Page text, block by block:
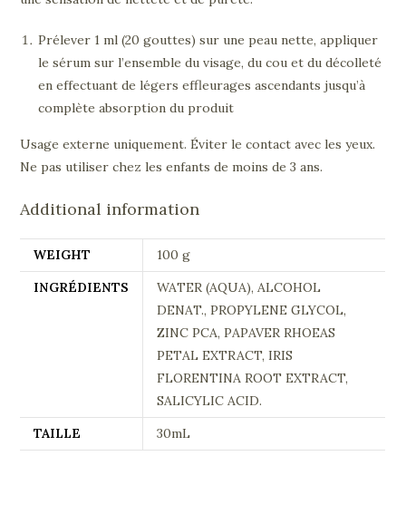
Prélever 1 ml (20 gouttes) sur une peau nette, appliquer
le sérum sur l’ensemble du visage, du cou et du décolleté
en effectuant de légers effleurages ascendants jusqu’à
complète absorption du produit
Usage externe uniquement. Éviter le contact avec les yeux.
Ne pas utiliser chez les enfants de moins de 3 ans.
Additional information
WEIGHT
100 g
INGRÉDIENTS
WATER (AQUA), ALCOHOL
DENAT., PROPYLENE GLYCOL,
ZINC PCA, PAPAVER RHOEAS
PETAL EXTRACT, IRIS
FLORENTINA ROOT EXTRACT,
SALICYLIC ACID.
TAILLE
30mL